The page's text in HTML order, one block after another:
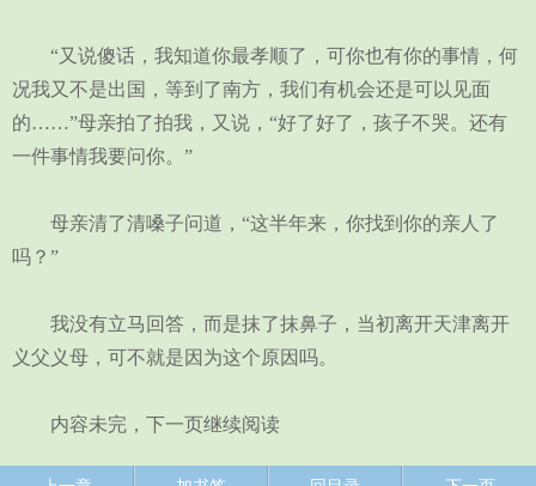
“又说傻话，我知道你最孝顺了，可你也有你的事情，何
况我又不是出国，等到了南方，我们有机会还是可以见面
的……”母亲拍了拍我，又说，“好了好了，孩子不哭。还有
一件事情我要问你。”
母亲清了清嗓子问道，“这半年来，你找到你的亲人了
吗？”
我没有立马回答，而是抹了抹鼻子，当初离开天津离开
义父义母，可不就是因为这个原因吗。
内容未完，下一页继续阅读